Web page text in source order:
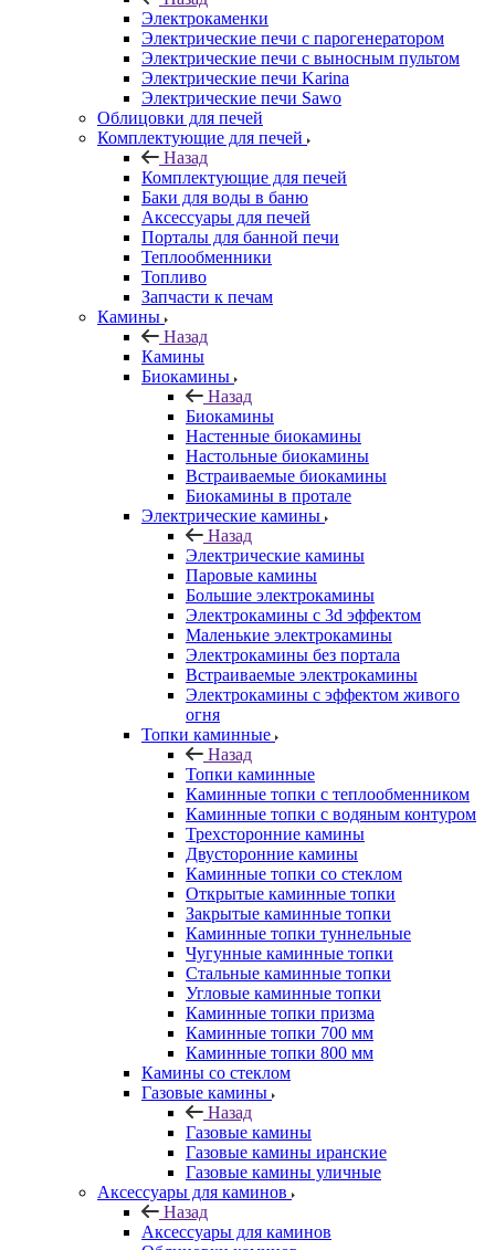
Электрокаменки
Электрические печи с парогенератором
Электрические печи с выносным пультом
Электрические печи Karina
Электрические печи Sawo
Облицовки для печей
Комплектующие для печей
Назад
Комплектующие для печей
Баки для воды в баню
Аксессуары для печей
Порталы для банной печи
Теплообменники
Топливо
Запчасти к печам
Камины
Назад
Камины
Биокамины
Назад
Биокамины
Настенные биокамины
Настольные биокамины
Встраиваемые биокамины
Биокамины в протале
Электрические камины
Назад
Электрические камины
Паровые камины
Большие электрокамины
Электрокамины с 3d эффектом
Маленькие электрокамины
Электрокамины без портала
Встраиваемые электрокамины
Электрокамины с эффектом живого
огня
Топки каминные
Назад
Топки каминные
Каминные топки с теплообменником
Каминные топки с водяным контуром
Трехсторонние камины
Двусторонние камины
Каминные топки со стеклом
Открытые каминные топки
Закрытые каминные топки
Каминные топки туннельные
Чугунные каминные топки
Стальные каминные топки
Угловые каминные топки
Каминные топки призма
Каминные топки 700 мм
Каминные топки 800 мм
Камины со стеклом
Газовые камины
Назад
Газовые камины
Газовые камины иранские
Газовые камины уличные
Аксессуары для каминов
Назад
Аксессуары для каминов